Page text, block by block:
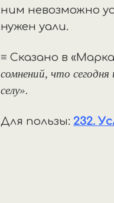
ним невозможно
нужен уали.
≡ Сказано в
сомнений, что
селу».
Для пользы: 232.